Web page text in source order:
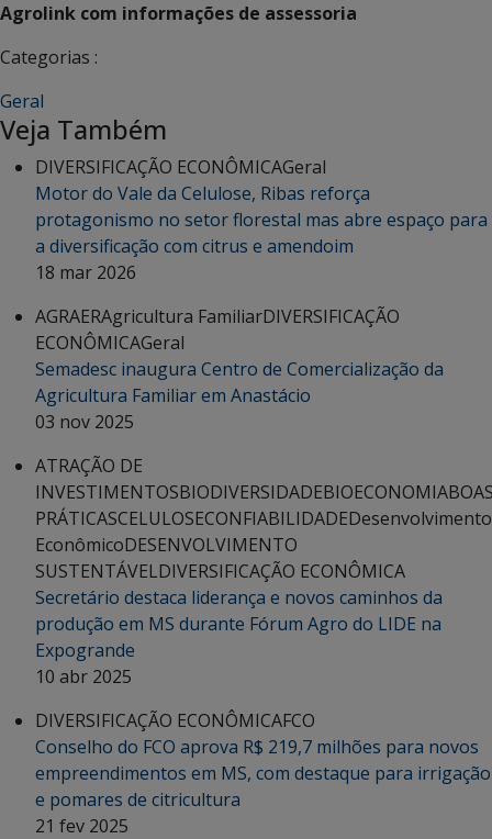
Agrolink com informações de assessoria
Categorias :
Geral
Veja Também
DIVERSIFICAÇÃO ECONÔMICAGeral
Motor do Vale da Celulose, Ribas reforça
protagonismo no setor florestal mas abre espaço para
a diversificação com citrus e amendoim
18 mar 2026
AGRAERAgricultura FamiliarDIVERSIFICAÇÃO
ECONÔMICAGeral
Semadesc inaugura Centro de Comercialização da
Agricultura Familiar em Anastácio
03 nov 2025
ATRAÇÃO DE
INVESTIMENTOSBIODIVERSIDADEBIOECONOMIA
PRÁTICASCELULOSECONFIABILIDADEDesenvolvimento
EconômicoDESENVOLVIMENTO
SUSTENTÁVELDIVERSIFICAÇÃO ECONÔMICA
Secretário destaca liderança e novos caminhos da
produção em MS durante Fórum Agro do LIDE na
Expogrande
10 abr 2025
DIVERSIFICAÇÃO ECONÔMICAFCO
Conselho do FCO aprova R$ 219,7 milhões para novos
empreendimentos em MS, com destaque para irrigação
e pomares de citricultura
21 fev 2025